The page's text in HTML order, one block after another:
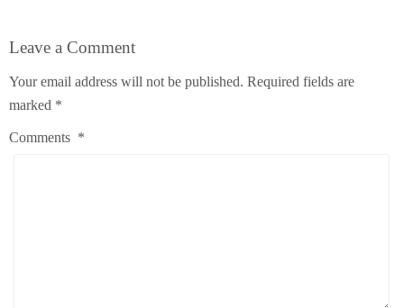
Leave a Comment
Your email address will not be published. Required fields are
marked *
Comments *